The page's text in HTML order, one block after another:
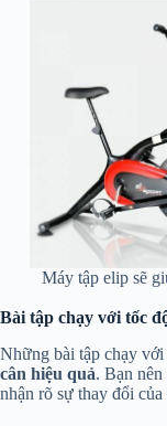
Máy tập elip sẽ
Bài tập chạy với tốc
Những bài tập chạy
cân hiệu quả. Bạn
nhận rõ sự thay đổi của